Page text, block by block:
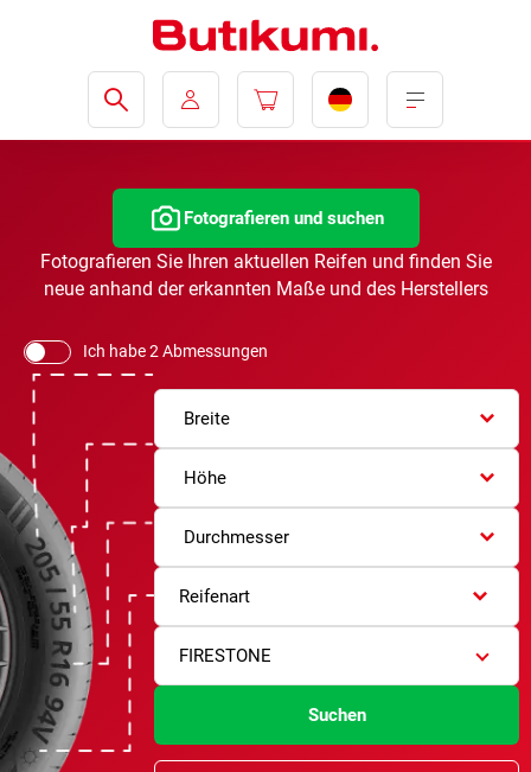
Fotografieren und suchen
Fotografieren Sie Ihren aktuellen Reifen und finden Sie
neue anhand der erkannten Maße und des Herstellers
Ich habe 2 Abmessungen
Breite
Höhe
Durchmesser
Reifenart
FIRESTONE
Suchen